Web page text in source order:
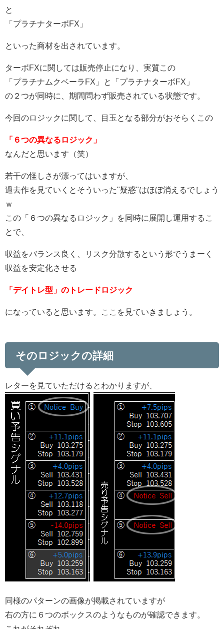
と
「プラチナターボFX」
といった商材を出されています。
ターボFXに関しては販売停止になり、実質この
「プラチナムクベーラFX」と「プラチナターボFX」
の２つが同時に、期間問わず販売されている状態です。
今回のロジックに関して、目玉となる部分がおそらくこの
「６つの異なるロジック」
なんだと思います（笑）
若干の怪しさが漂ってはいますが、
過去作を見ていくとそういった"疑惑"はほぼ消えるでしょう
ｗ
この「６つの異なるロジック」を同時に展開し運用するこ
とで、
収益をバランス良く、リスク分散するという形でうまーく
収益を安定化させる
「デイトレ型」のトレードロジック
になっていると思います。ここを見ていきましょう。
そのロジックの詳細
レターを見ていただけるとわかりますが、
同様のパターンの画像が掲載されていますが
右の方に６つのボックスのようなものが確認できます。